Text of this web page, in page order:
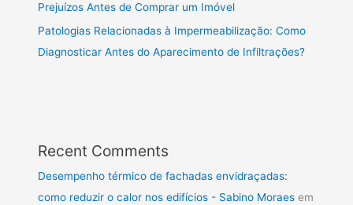
Prejuízos Antes de Comprar um Imóvel
Patologias Relacionadas à Impermeabilização: Como
Diagnosticar Antes do Aparecimento de Infiltrações?
Recent Comments
Desempenho térmico de fachadas envidraçadas:
como reduzir o calor nos edifícios - Sabino Moraes em